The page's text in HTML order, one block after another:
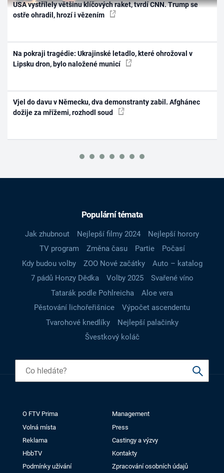
USA vystřílely většinu klíčových raket, tvrdí CNN. Trump se
ostře ohradil, hrozí i vězením
Na pokraji tragédie: Ukrajinské letadlo, které ohrožoval v
Lipsku dron, bylo naložené municí
Vjel do davu v Německu, dva demonstranty zabil. Afghánec
dožije za mřížemi, rozhodl soud
Populární témata
Jak zhubnout Nejlepší filmy 2024
Nejlepší horory
TV program
Změna času Partie
Počasí
Kdy budou volby
ZOO Nové začátky
Auto – katalog
7 pádů Honzy Dědka
Volby 2025
Svařené víno
Tatarák podle Pohlreicha
Aloe vera
Pěstování lichořeřišnice
Výpočet ascendentu
Tvarohové knedlíky
Nejlepší palačinky
Švestkový koláč
O FTV Prima
Management
Volná místa
Press
Reklama
Castingy a výzvy
HbbTV
Kontakty
Podmínky užívání
Zpracování osobních údajů